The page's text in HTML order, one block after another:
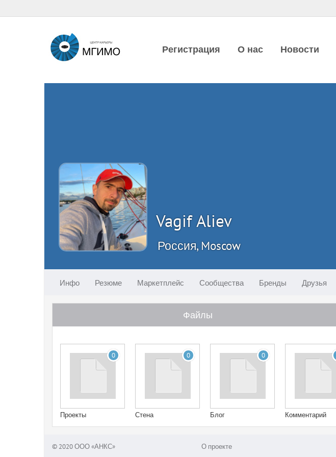
Регистрация О нас Новости
Vagif Aliev
Россия, Moscow
Инфо Резюме Маркетплейс Сообщества Бренды Друзья
Файлы
0
Проекты
0
Стена
0
Блог Комментарий
© 2020 ООО «АНКС» О проекте